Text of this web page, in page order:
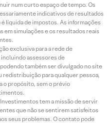
num curto espaço de tempo. Os
indicativos de resultados
líquida de impostos. As informações
em simulações e os resultados reais
exclusiva para a rede de
assessores de
também ser divulgado no site
redistribuição para qualquer pessoa,
o propósito, sem o prévio
tem a missão de servir
que não se sentirem satisfeitos
seus problemas. O contato pode